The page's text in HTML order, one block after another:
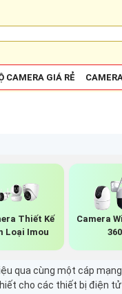
CAMERA GIÁ RẺ
Thiết Kế
Loại Imou
Camera
360
qua cùng một cáp
cho các thiết bị điện